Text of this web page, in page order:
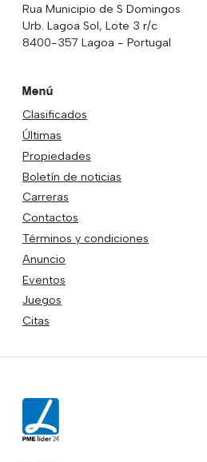
Rua Municipio de S Domingos
Urb. Lagoa Sol, Lote 3 r/c
8400-357 Lagoa - Portugal
Menú
Clasificados
Últimas
Propiedades
Boletín de noticias
Carreras
Contactos
Términos y condiciones
Anuncio
Eventos
Juegos
Citas